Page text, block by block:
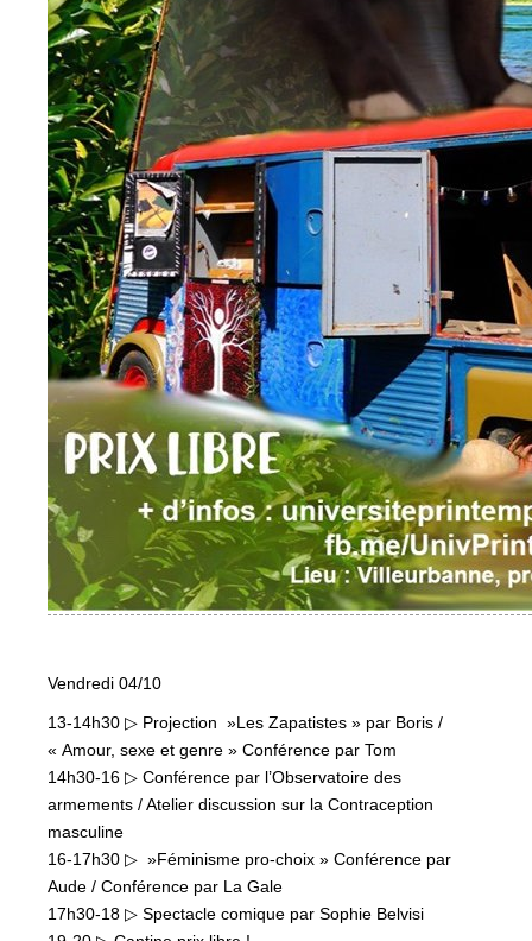
Vendredi 04/10
13-14h30 ▷ Projection »Les Zapatistes » par Boris /
« Amour, sexe et genre » Conférence par Tom
14h30-16 ▷ Conférence par l’Observatoire des
armements / Atelier discussion sur la Contraception
masculine
16-17h30 ▷ »Féminisme pro-choix » Conférence par
Aude / Conférence par La Gale
17h30-18 ▷ Spectacle comique par Sophie Belvisi